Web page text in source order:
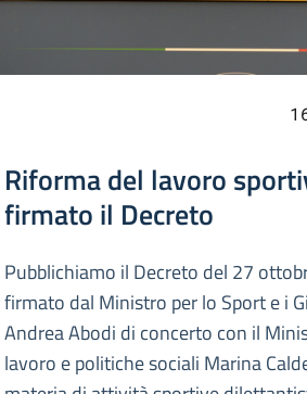
Riforma del lavoro
firmato il Decreto
Pubblichiamo il Decreto del 27
firmato dal Ministro per lo Sport e i
Andrea Abodi di concerto con il
lavoro e politiche sociali Marina